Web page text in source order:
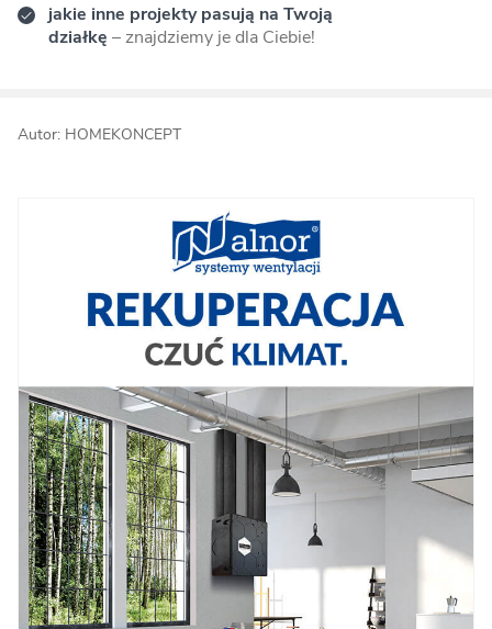
jakie inne projekty pasują na Twoją
działkę – znajdziemy je dla Ciebie!
Autor: HOMEKONCEPT